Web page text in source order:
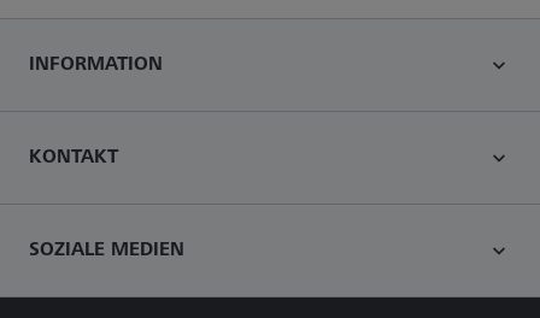
INFORMATION
KONTAKT
SOZIALE MEDIEN